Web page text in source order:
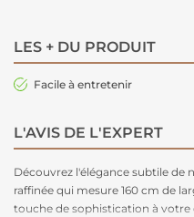
LES + DU PRODUIT
Facile à entretenir
L'AVIS DE L'EXPERT
Découvrez l'élégance subtile de
raffinée qui mesure 160 cm de
touche de sophistication à